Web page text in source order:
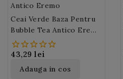
Antico Eremo
Ceai Verde Baza Pentru
Bubble Tea Antico Eremo
500 Gr
43,29 lei
Adauga in cos